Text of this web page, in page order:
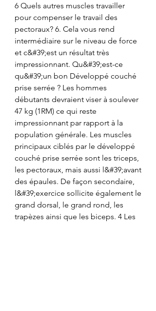
6 Quels autres muscles travailler
pour compenser le travail des
pectoraux? 6. Cela vous rend
intermédiaire sur le niveau de force
et c&#39;est un résultat très
impressionnant. Qu&#39;est-ce
qu&#39;un bon Développé couché
prise serrée ? Les hommes
débutants devraient viser à soulever
47 kg (1RM) ce qui reste
impressionnant par rapport à la
population générale. Les muscles
principaux ciblés par le développé
couché prise serrée sont les triceps,
les pectoraux, mais aussi l&#39;avant
des épaules. De façon secondaire,
l&#39;exercice sollicite également le
grand dorsal, le grand rond, les
trapèzes ainsi que les biceps. 4 Les